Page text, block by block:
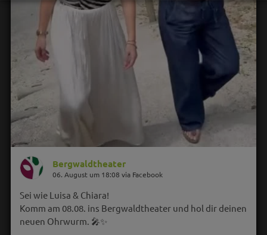
Bergwaldtheater
06. August um 18:08 via Facebook
Sei wie Luisa & Chiara!
Komm am 08.08. ins Bergwaldtheater und hol dir deinen
neuen Ohrwurm. 🎤✨